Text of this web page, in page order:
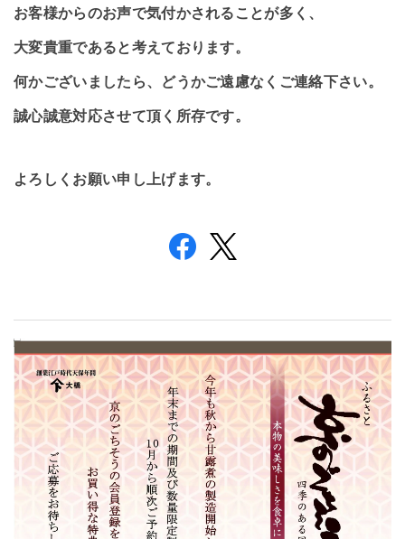
お客様からのお声で気付かされることが多く、
大変貴重であると考えております。
何かございましたら、どうかご遠慮なくご連絡下さい。
誠心誠意対応させて頂く所存です。
よろしくお願い申し上げます。